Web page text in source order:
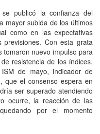
publicó la confianza del
mayor subida de los últimos
como en las expectativas
Con esta grata
tomaron nuevo impulso para
resistencia de los índices.
de mayo, indicador de
que el consenso espera en
ser superado atendiendo
ocurre, la reacción de las
por el momento